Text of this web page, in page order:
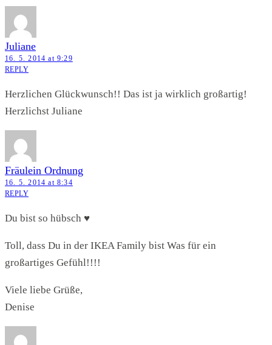
Juliane
16. 5. 2014 at 9:29
REPLY
Herzlichen Glückwunsch!! Das ist ja wirklich großartig!
Herzlichst Juliane
Fräulein Ordnung
16. 5. 2014 at 8:34
REPLY
Du bist so hübsch ♥
Toll, dass Du in der IKEA Family bist Was für ein
großartiges Gefühl!!!!
Viele liebe Grüße,
Denise